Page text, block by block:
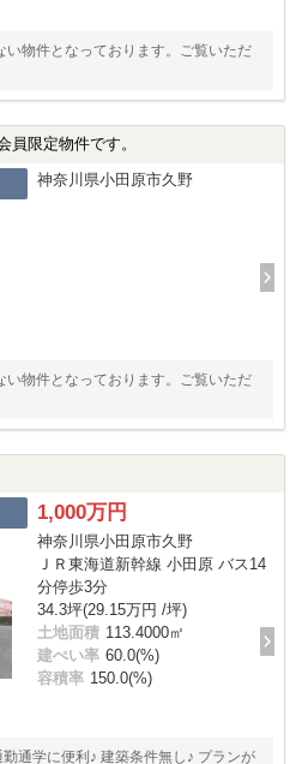
い物件となっております。ご覧いただ
員限定物件です。
神奈川県小田原市久野
い物件となっております。ご覧いただ
1,000万円
神奈川県小田原市久野
ＪＲ東海道新幹線 小田原 バス14
分停歩3分
34.3坪(29.15万円 /坪)
土地面積 113.4000㎡
建ぺい率 60.0(%)
容積率 150.0(%)
通学に便利♪ 建築条件無し♪ プランが